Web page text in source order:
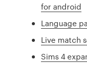
for android
Language
Live match
Sims 4